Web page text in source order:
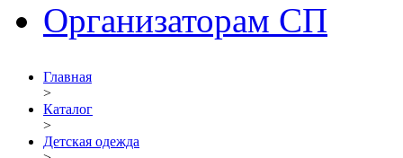
Организаторам СП
Главная
>
Каталог
>
Детская одежда